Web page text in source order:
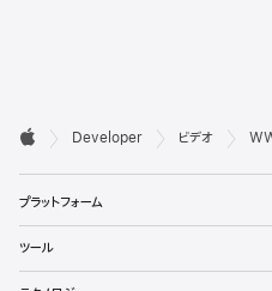
デ
ベ
ロ
ッ
パ

Developer ビデオ
プラットフォーム
ツール